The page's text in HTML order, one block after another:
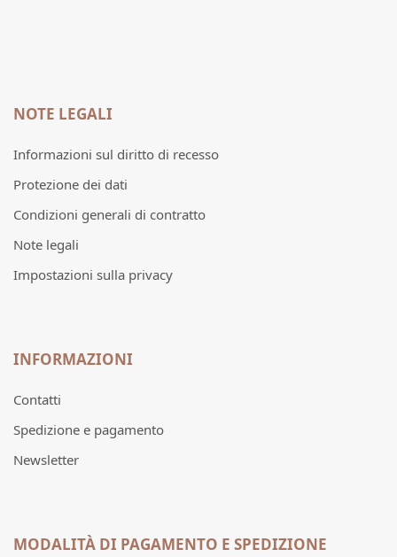
NOTE LEGALI
Informazioni sul diritto di recesso
Protezione dei dati
Condizioni generali di contratto
Note legali
Impostazioni sulla privacy
INFORMAZIONI
Contatti
Spedizione e pagamento
Newsletter
MODALITÀ DI PAGAMENTO E SPEDIZIONE